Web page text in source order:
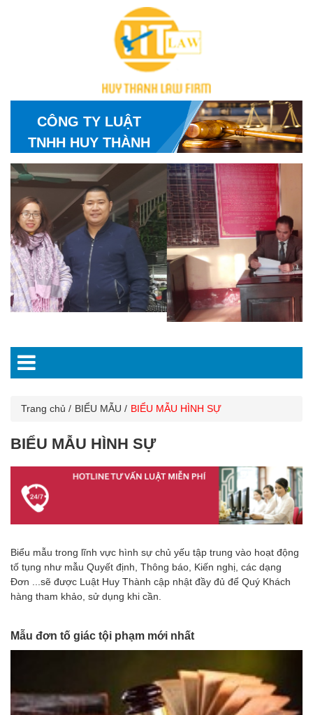
CÔNG TY LUẬT
TNHH HUY THÀNH
Trang chủ BIỂU MẪU BIỂU MẪU HÌNH SỰ
BIỂU MẪU HÌNH SỰ
Biểu mẫu trong lĩnh vực hình sự chủ yếu tập trung vào hoạt động
tố tụng như mẫu Quyết định, Thông báo, Kiến nghị, các dạng
Đơn ...sẽ được Luật Huy Thành cập nhật đầy đủ để Quý Khách
hàng tham khảo, sử dụng khi cần.
Mẫu đơn tố giác tội phạm mới nhất